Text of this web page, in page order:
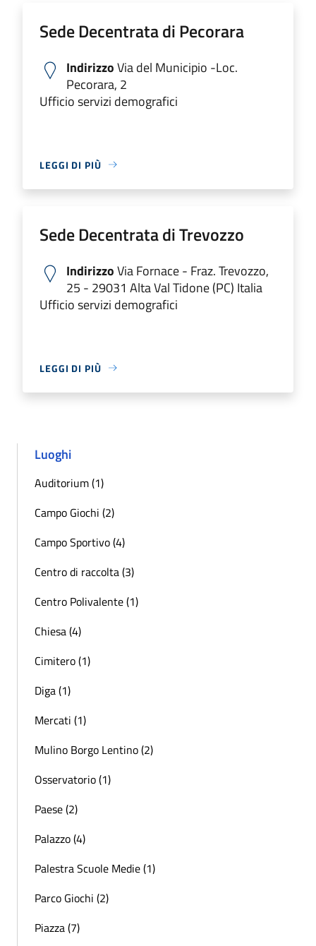
Sede Decentrata di Pecorara
IndirizzoVia del Municipio -Loc.
Pecorara, 2
Ufficio servizi demografici
LEGGI DI PIÙ
Sede Decentrata di Trevozzo
IndirizzoVia Fornace - Fraz. Trevozzo,
25 - 29031 Alta Val Tidone (PC) Italia
Ufficio servizi demografici
LEGGI DI PIÙ
Luoghi
Auditorium (1)
Campo Giochi (2)
Campo Sportivo (4)
Centro di raccolta (3)
Centro Polivalente (1)
Chiesa (4)
Cimitero (1)
Diga (1)
Mercati (1)
Mulino Borgo Lentino (2)
Osservatorio (1)
Paese (2)
Palazzo (4)
Palestra Scuole Medie (1)
Parco Giochi (2)
Piazza (7)